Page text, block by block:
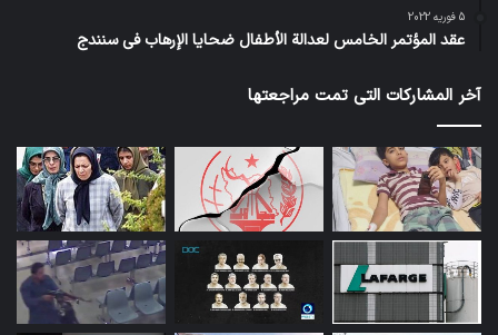
5 فوریه 2022
عقد المؤتمر الخامس لعدالة الأطفال ضحايا الإرهاب في سنندج
آخر المشاركات التي تمت مراجعتها